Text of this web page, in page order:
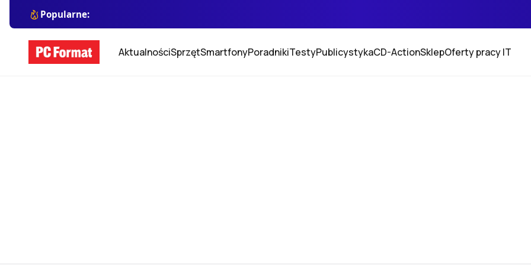
Popularne:
AktualnościSprzętSmartfonyPoradnikiTestyPublicystykaCD-ActionSklepOferty pracy IT